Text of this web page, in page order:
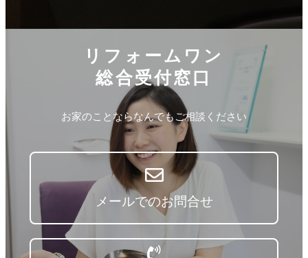
リフォームワン
総合受付窓口
お家のことならなんでもご相談ください
メールでのお問合せ